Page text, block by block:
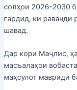
солҳои 2026-2030
гардид, ки раванди
шавад.
Дар кори Маҷлис,
масъалаҳои
маҳсулот мавриди